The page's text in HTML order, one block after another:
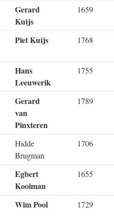
Gerard
Kuijs
1659
Piet Kuijs 1768
Hans
Leeuwerik
1755
Gerard
van
Pinxteren
1789
Hidde
Brugman
1706
Egbert
Kooiman
1655
Wim Pool 1729